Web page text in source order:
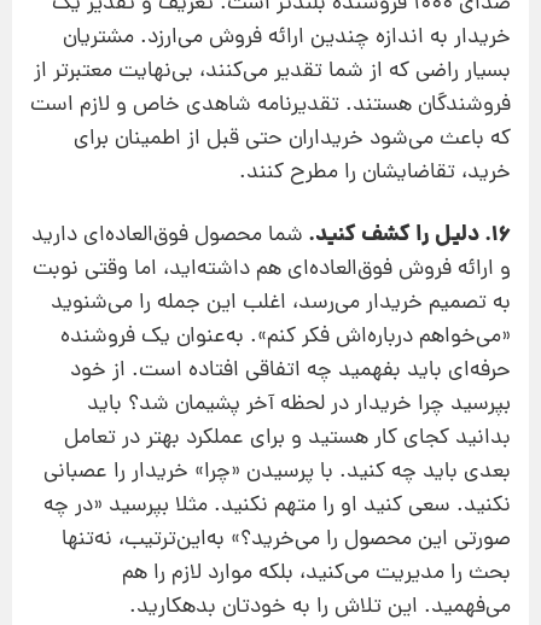
خریدار به اندازه چندین ارائه فروش می‌ارزد. مشتریان
بسیار راضی که از شما تقدیر می‌کنند، بی‌نهایت معتبرتر از
فروشندگان هستند. تقدیرنامه‌ شاهدی خاص و لازم است
که باعث می‌شود خریداران حتی قبل از اطمینان برای
خرید، تقاضایشان را مطرح ‌کنند.
16. دلیل را کشف کنید.
شما محصول فوق‌العاده‌ای دارید
و ارائه فروش فوق‌العاده‌ای هم داشته‌اید، اما وقتی نوبت
به تصمیم خریدار می‌رسد، اغلب این جمله را می‌شنوید
«می‌خواهم درباره‌اش فکر کنم». به‌عنوان یک فروشنده
حرفه‌ای باید بفهمید چه اتفاقی افتاده است. از خود
بپرسید چرا خریدار در لحظه آخر پشیمان شد؟ باید
بدانید کجای کار هستید و برای عملکرد بهتر در تعامل
بعدی باید چه کنید. با پرسیدن «چرا» خریدار را عصبانی
نکنید. سعی کنید او را متهم نکنید. مثلا بپرسید «در چه
صورتی این محصول را می‌خرید؟» به‌این‌ترتیب، نه‌تنها
بحث را مدیریت می‌کنید، بلکه موارد لازم را هم
می‌فهمید. این تلاش را به خودتان بدهکارید.